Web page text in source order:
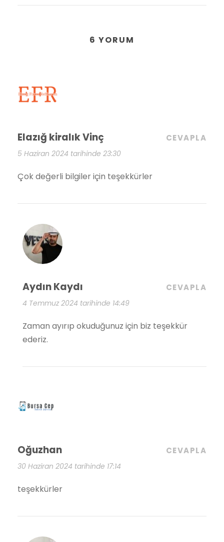
6 YORUM
Elazığ kiralık Vinç
5 Haziran 2024 tarihinde 23:30
CEVAPLA
Çok değerli bilgiler için teşekkürler
Aydın Kaydı
4 Temmuz 2024 tarihinde 14:49
CEVAPLA
Zaman ayırıp okuduğunuz için biz teşekkür
ederiz.
Oğuzhan
30 Haziran 2024 tarihinde 17:14
CEVAPLA
teşekkürler